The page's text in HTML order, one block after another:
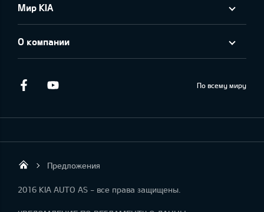
Мир KIA
О компании
Facebook По всему миру
KIA AUTO AS
Предложения
2016 KIA AUTO AS - все права защищены.